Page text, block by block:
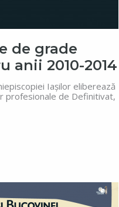
de grade
anii 2010-2014
Iașilor eliberează
profesionale de Definitivat,